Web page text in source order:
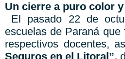
Un cierre a puro color
El pasado 22 de
escuelas de Paraná
respectivos docentes,
Seguros en el Litoral”,